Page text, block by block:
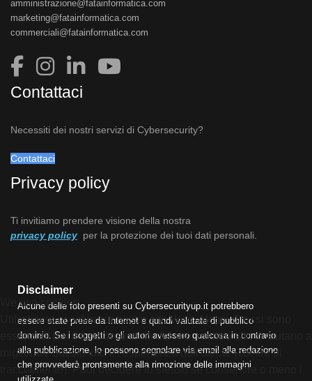
amministrazione@fatainformatica.com
marketing@fatainformatica.com
commerciali@fatainformatica.com
Contattaci
Necessiti dei nostri servizi di Cybersecurity?
Contattaci
Privacy policy
Ti invitiamo prendere visione della nostra
privacy policy per la protezione dei tuoi dati personali.
Disclaimer
Alcune delle foto presenti su Cybersecurityup.it potrebbero
essere state prese da Internet e quindi valutate di pubblico
dominio. Se i soggetti o gli autori avessero qualcosa in contrario
alla pubblicazione, lo possono segnalare via email alla redazione
che provvederà prontamente alla rimozione delle immagini
We use cookies
Utilizziamo i cookie sul nostro sito Web. Alcuni di essi sono
essenziali per il funzionamento del sito, mentre altri ci aiutano a
migliorare questo sito e l'esperienza dell'utente (cookie di
tracciamento). Puoi decidere tu stesso se consentire o meno i